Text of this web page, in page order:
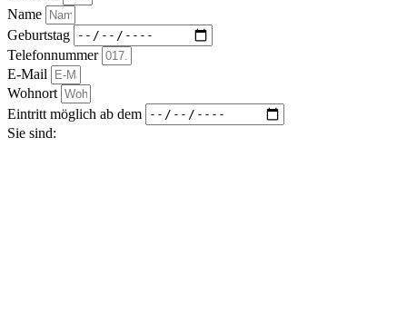
Name
Geburtstag
Telefonnummer
E-Mail
Wohnort
Eintritt möglich ab dem
Sie sind: